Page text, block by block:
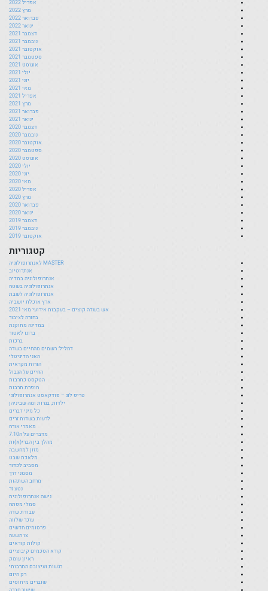
אפריל 2022
מרץ 2022
פברואר 2022
ינואר 2022
דצמבר 2021
נובמבר 2021
אוקטובר 2021
ספטמבר 2021
אוגוסט 2021
יולי 2021
יוני 2021
מאי 2021
אפריל 2021
מרץ 2021
פברואר 2021
ינואר 2021
דצמבר 2020
נובמבר 2020
אוקטובר 2020
ספטמבר 2020
אוגוסט 2020
יולי 2020
יוני 2020
מאי 2020
אפריל 2020
מרץ 2020
פברואר 2020
ינואר 2020
דצמבר 2019
נובמבר 2019
אוקטובר 2019
קטגוריות
MASTER לאנתרופולוגיה
אנתרוטיוב
אנתרופולוגיה במדיה
אנתרופולוגיה בשטח
אנתרופולוגיה לשבת
ארץ אוכלת יושביה
אש בשדה קוצים – בעקבות אירועי מאי 2021
בחזרה לציבור
במדינה מתוקנת
ברונו לאטור
ברכות
דחליל: רשמים מהחיים בשדה
האני הדיגיטלי
הורות מקראית
החיים על הגבול
הטקסט כתרבות
חופרת תרבות
טריפ לוג – פודקאסט אנתרופולוגי
ילדות, בגרות ומה שביניהן
כל מיני דברים
לרעות בשדות זרים
מאמרי אורח
מדברים על ה7.10
מהלך בין הברי(א)ות
מזון למחשבה
מלאכת שבט
מסביב לכדור
מסמני דרך
מרחב השתהות
נטע זר
נישה אנתרופולוגית
סמלי מפתח
עבודת שדה
עוכר שלווה
פרסומים חדשים
צו השעה
קולות קוראים
קורא הסכמים קיבוציים
ראיון עומק
רגשות ועיצובם התרבותי
רק היום
שוברים מיתוסים